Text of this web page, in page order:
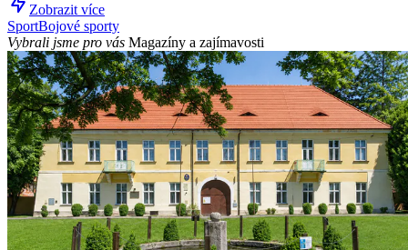
Zobrazit více
SportBojové sporty
Vybrali jsme pro vás Magazíny a zajímavosti